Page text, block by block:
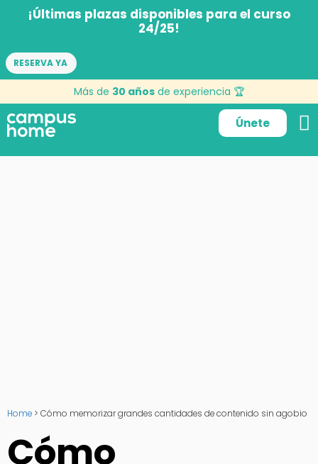
¡Últimas plazas disponibles para el curso
24/25!
RESERVA YA
Más de 30 años de experiencia 🏆
Únete
Home > Cómo memorizar grandes cantidades de contenido sin agobio
Cómo